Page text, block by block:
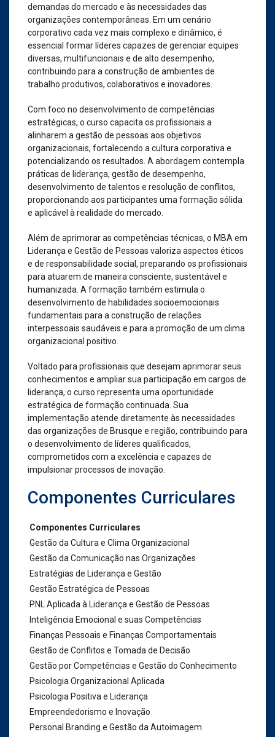
demandas do mercado e às necessidades das
organizações contemporâneas. Em um cenário
corporativo cada vez mais complexo e dinâmico, é
essencial formar líderes capazes de gerenciar equipes
diversas, multifuncionais e de alto desempenho,
contribuindo para a construção de ambientes de
trabalho produtivos, colaborativos e inovadores.
Com foco no desenvolvimento de competências
estratégicas, o curso capacita os profissionais a
alinharem a gestão de pessoas aos objetivos
organizacionais, fortalecendo a cultura corporativa e
potencializando os resultados. A abordagem contempla
práticas de liderança, gestão de desempenho,
desenvolvimento de talentos e resolução de conflitos,
proporcionando aos participantes uma formação sólida
e aplicável à realidade do mercado.
Além de aprimorar as competências técnicas, o MBA em
Liderança e Gestão de Pessoas valoriza aspectos éticos
e de responsabilidade social, preparando os profissionais
para atuarem de maneira consciente, sustentável e
humanizada. A formação também estimula o
desenvolvimento de habilidades socioemocionais
fundamentais para a construção de relações
interpessoais saudáveis e para a promoção de um clima
organizacional positivo.
Voltado para profissionais que desejam aprimorar seus
conhecimentos e ampliar sua participação em cargos de
liderança, o curso representa uma oportunidade
estratégica de formação continuada. Sua
implementação atende diretamente às necessidades
das organizações de Brusque e região, contribuindo para
o desenvolvimento de líderes qualificados,
comprometidos com a excelência e capazes de
impulsionar processos de inovação.
Componentes Curriculares
Componentes Curriculares
Gestão da Cultura e Clima Organizacional
Gestão da Comunicação nas Organizações
Estratégias de Liderança e Gestão
Gestão Estratégica de Pessoas
PNL Aplicada à Liderança e Gestão de Pessoas
Inteligência Emocional e suas Competências
Finanças Pessoais e Finanças Comportamentais
Gestão de Conflitos e Tomada de Decisão
Gestão por Competências e Gestão do Conhecimento
Psicologia Organizacional Aplicada
Psicologia Positiva e Liderança
Empreendedorismo e Inovação
Personal Branding e Gestão da Autoimagem